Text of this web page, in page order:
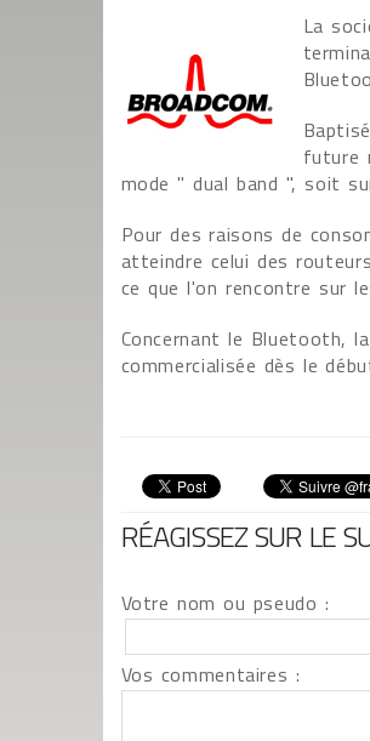
La
future
mode " dual band ", soit
Pour des raisons de
atteindre celui des
ce que l'on rencontre sur
Concernant le Bluetooth,
commercialisée dès le
RÉAGISSEZ SUR LE
Votre nom ou pseudo :
Vos commentaires :